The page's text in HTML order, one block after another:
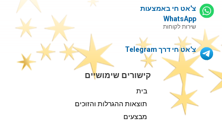
צ'אט חי באמצעות
WhatsApp
שירות לקוחות
צ'אט חי דרך Telegram
קישורים שימושיים
בית
תוצאות ההגרלות והזוכים
מבצעים